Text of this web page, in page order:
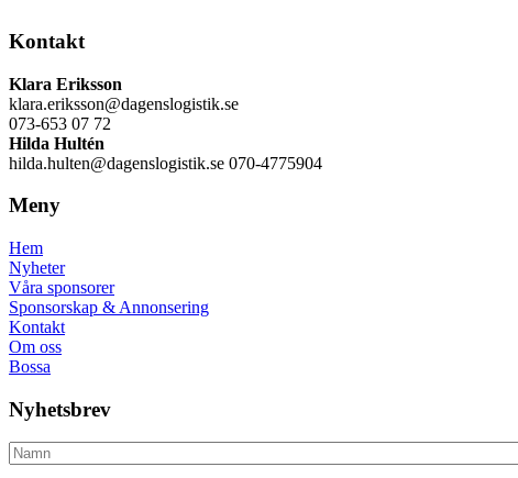
Kontakt
Klara Eriksson
klara.eriksson@dagenslogistik.se
073-653 07 72
Hilda Hultén
hilda.hulten@dagenslogistik.se 070-4775904
Meny
Hem
Nyheter
Våra sponsorer
Sponsorskap & Annonsering
Kontakt
Om oss
Bossa
Nyhetsbrev